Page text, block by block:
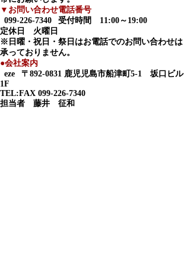
▼お問い合わせ電話番号
099-226-7340
受付時間 11:00～19:00
定休日 火曜日
※日曜・祝日・祭日はお電話でのお問い合わせは
承っておりません。
●会社案内
eze
〒892-0831 鹿児児島市船津町5-1 坂口ビル
1F
TEL:FAX 099-226-7340
担当者 藤井 征和